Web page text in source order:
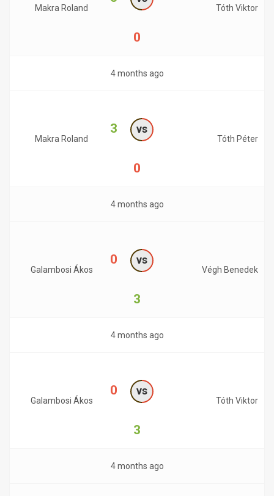
Makra Roland
0
Tóth Viktor
4 months ago
Makra Roland
3 vs
0
Tóth Péter
4 months ago
Galambosi Ákos
0 vs
3
Végh Benedek
4 months ago
Galambosi Ákos
0 vs
3
Tóth Viktor
4 months ago